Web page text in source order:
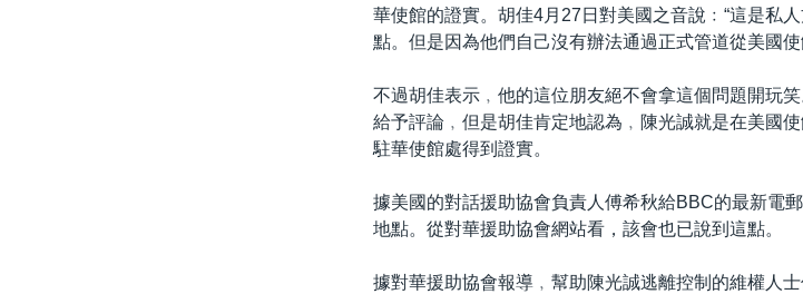
華使館的證實。胡佳4月27日對美國之音說﹕“這是私
點。但是因為他們自己沒有辦法通過正式管道從美國
不過胡佳表示﹐他的這位朋友絕不會拿這個問題開玩
給予評論﹐但是胡佳肯定地認為﹐陳光誠就是在美國
駐華使館處得到證實。
據美國的對話援助協會負責人傅希秋給BBC的最新電
地點。從對華援助協會網站看，該會也已說到這點。
據對華援助協會報導﹐幫助陳光誠逃離控制的維權人